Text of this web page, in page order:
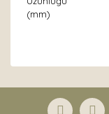
(mm)
formunu
Görüş ve